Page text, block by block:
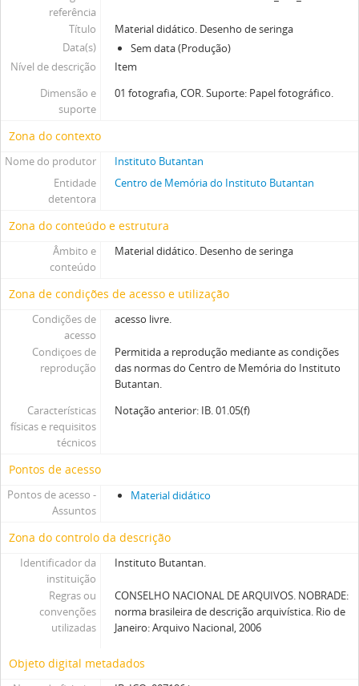
referência
Título
Material didático. Desenho de seringa
Data(s)
Sem data (Produção)
Nível de descrição
Item
Dimensão e
suporte
01 fotografia, COR. Suporte: Papel fotográfico.
Zona do contexto
Nome do produtor
Instituto Butantan
Entidade
detentora
Centro de Memória do Instituto Butantan
Zona do conteúdo e estrutura
Âmbito e
conteúdo
Material didático. Desenho de seringa
Zona de condições de acesso e utilização
Condições de
acesso
acesso livre.
Condiçoes de
reprodução
Permitida a reprodução mediante as condições
das normas do Centro de Memória do Instituto
Butantan.
Características
físicas e requisitos
técnicos
Notação anterior: IB. 01.05(f)
Pontos de acesso
Pontos de acesso -
Assuntos
Material didático
Zona do controlo da descrição
Identificador da
instituição
Instituto Butantan.
Regras ou
convenções
utilizadas
CONSELHO NACIONAL DE ARQUIVOS. NOBRADE:
norma brasileira de descrição arquivística. Rio de
Janeiro: Arquivo Nacional, 2006
Objeto digital metadados